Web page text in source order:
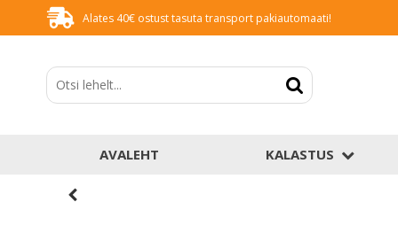
Alates 40€ ostust tasuta transport pakiautomaati!
AVALEHT KALASTUS